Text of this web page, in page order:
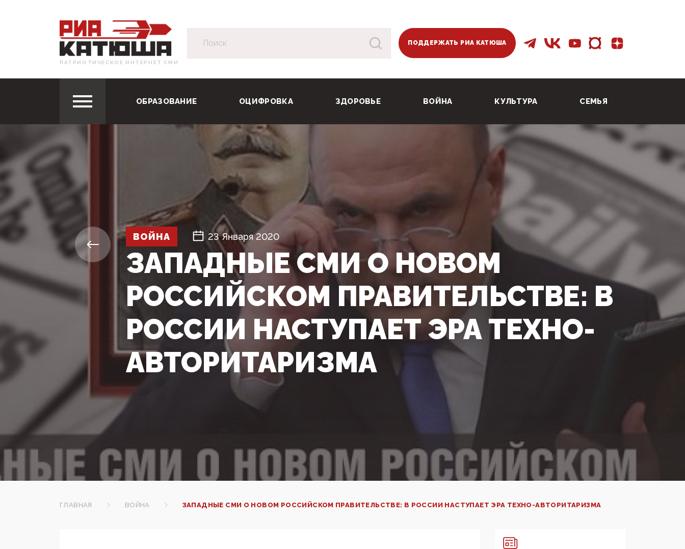
ПАТРИОТИЧЕСКОЕ ИНТЕРНЕТ СМИ
ПОДДЕРЖАТЬ РИА КАТЮША
ОБРАЗОВАНИЕ ОЦИФРОВКА ЗДОРОВЬЕ ВОЙНА КУЛЬТУРА СЕМЬЯ
ВОЙНА 23 Января 2020
ЗАПАДНЫЕ СМИ О НОВОМ
РОССИЙСКОМ ПРАВИТЕЛЬСТВЕ: В
РОССИИ НАСТУПАЕТ ЭРА ТЕХНО-
АВТОРИТАРИЗМА
ГЛАВНАЯ ВОЙНА ЗАПАДНЫЕ СМИ О НОВОМ РОССИЙСКОМ ПРАВИТЕЛЬСТВЕ: В РОССИИ НАСТУПАЕТ ЭРА ТЕХНО-АВТОРИТАРИЗМА